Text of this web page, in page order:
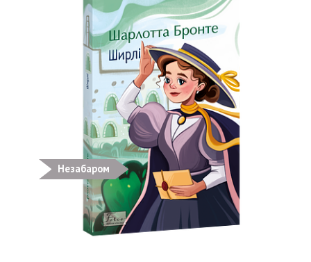
Незабаром